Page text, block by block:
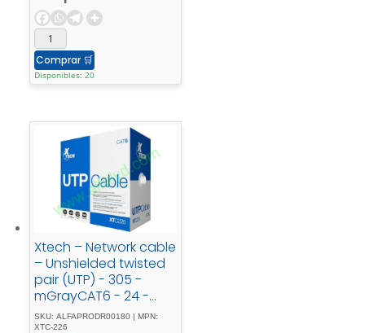
Comprar 🛒
Disponibles: 20
Xtech – Network cable
– Unshielded twisted
pair (UTP) - 305 -
mGrayCAT6 - 24 -
AWG - XTC-226
SKU: ALFAPRODR00180 | MPN:
XTC-226